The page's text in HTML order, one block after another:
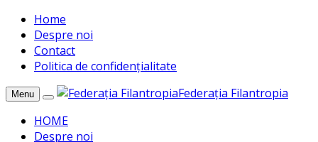
Home
Despre noi
Contact
Politica de confidențialitate
Menu
Federația Filantropia
HOME
Despre noi